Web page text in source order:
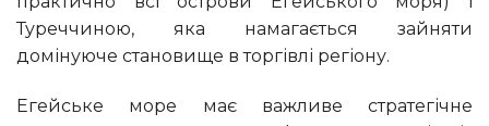
Туреччиною, яка намагається зайняти
домінуюче становище в торгівлі регіону.
Егейське море має важливе стратегічне